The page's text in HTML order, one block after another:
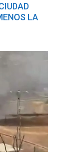
LA